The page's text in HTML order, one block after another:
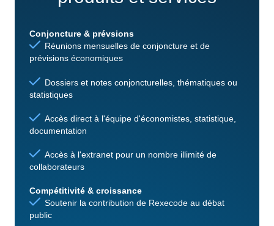
Conjoncture & prévsions
Réunions mensuelles de conjoncture et de
prévisions économiques
Dossiers et notes conjoncturelles, thématiques ou
statistiques
Accès direct à l'équipe d'économistes, statistique,
documentation
Accès à l'extranet pour un nombre illimité de
collaborateurs
Compétitivité & croissance
Soutenir la contribution de Rexecode au débat
public